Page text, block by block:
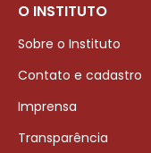
O INSTITUTO
Sobre o Instituto
Contato e cadastro
Imprensa
Transparência